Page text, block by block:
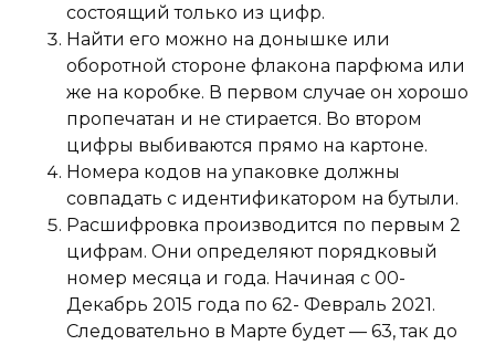
состоящий только из цифр.
Найти его можно на донышке или
оборотной стороне флакона парфюма или
же на коробке. В первом случае он хорошо
пропечатан и не стирается. Во втором
цифры выбиваются прямо на картоне.
Номера кодов на упаковке должны
совпадать с идентификатором на бутыли.
Расшифровка производится по первым 2
цифрам. Они определяют порядковый
номер месяца и года. Начиная с 00-
Декабрь 2015 года по 62- Февраль 2021.
Следовательно в Марте будет — 63, так до